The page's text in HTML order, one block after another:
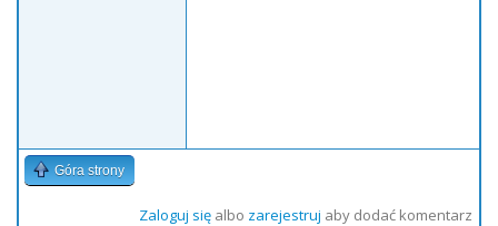
Góra strony
Zaloguj sięalbo zarejestruj aby dodać komentarz